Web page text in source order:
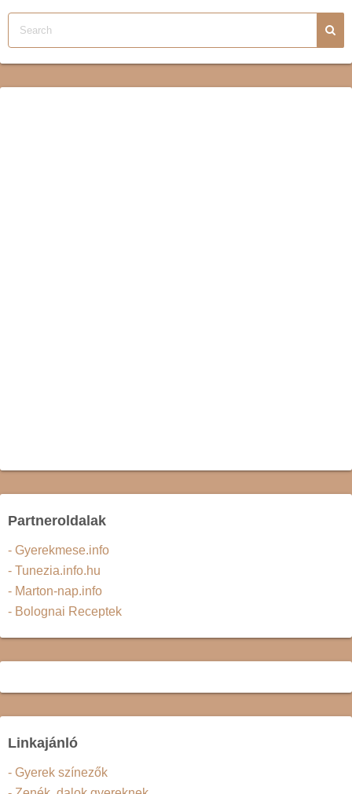
Partneroldalak
- Gyerekmese.info
- Tunezia.info.hu
- Marton-nap.info
- Bolognai Receptek
Linkajánló
- Gyerek színezők